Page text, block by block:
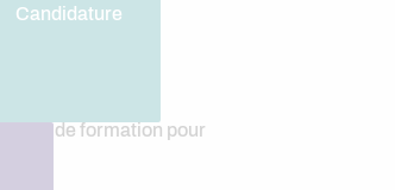
Candidature
de formation pour